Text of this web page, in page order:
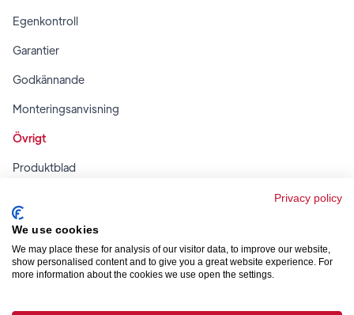
Egenkontroll
Garantier
Godkännande
Monteringsanvisning
Övrigt
Produktblad
  
Privacy policy
We use cookies
We may place these for analysis of our visitor data, to improve our website,
show personalised content and to give you a great website experience. For
more information about the cookies we use open the settings.